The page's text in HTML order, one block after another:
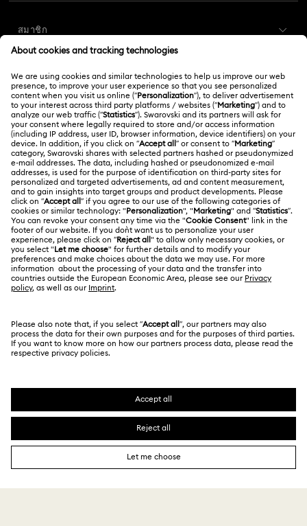
ยอดคงเหลือของบัตรของขวัญ
การส่งสินค้า
การส่งคืนและการเปลี่ยน
สถานะการซ่อม
ติดต่อเรา
คู่มือขนาด
ค้นหาร้านค้า
สมาชิก
Swarovski Club
Swarovski Crystal Society (SCS)
เกี่ยวกับเรา
เกี่ยวกับ Swarovski
งานและอาชีพ
Alumni Community
สำหรับมืออาชีพ
ไซต์แมป
Swarovski Created Diamonds
Kristallwelten
Code of Conduct & Policies
กฎหมาย
ข้อกำหนดการใช้งาน
ข้อกำหนดและเงื่อนไข
นโยบายด้านความเป็นส่วนตัว
ความยินยอมในการใช้คุกกี้
ข้อมูลเกี่ยวกับ REACH
ประเทศไทย
English
ไทย
SWAROVSKI and the SWAN logo are registered and
trademarks of Swarovski AG.